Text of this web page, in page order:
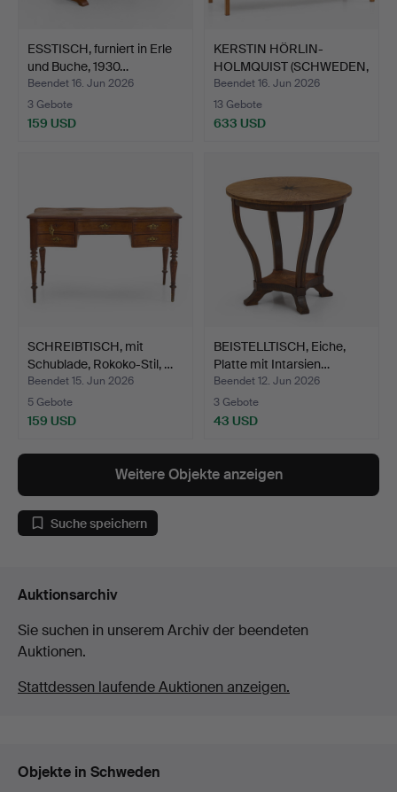
ESSTISCH, furniert in Erle
und Buche, 1930…
Beendet 16. Jun 2026
3 Gebote
159 USD
KERSTIN HÖRLIN-
HOLMQUIST (SCHWEDEN,
1925–1…
Beendet 16. Jun 2026
13 Gebote
633 USD
SCHREIBTISCH, mit
Schublade, Rokoko-Stil, …
Beendet 15. Jun 2026
5 Gebote
159 USD
BEISTELLTISCH, Eiche,
Platte mit Intarsien…
Beendet 12. Jun 2026
3 Gebote
43 USD
Weitere Objekte anzeigen
Suche speichern
Auktionsarchiv
Sie suchen in unserem Archiv der beendeten
Auktionen.
Stattdessen laufende Auktionen anzeigen.
Objekte in Schweden